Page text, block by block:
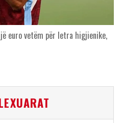
euro vetëm për letra higjienike,